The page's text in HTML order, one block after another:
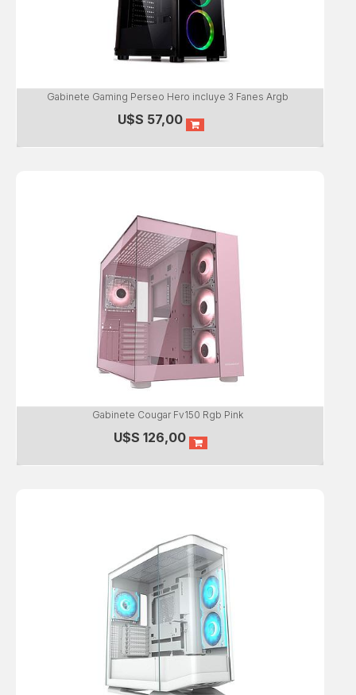
Gabinete Gaming Perseo Hero incluye 3 Fanes Argb
U$S 57,00
Gabinete Cougar Fv150 Rgb Pink
U$S126,00